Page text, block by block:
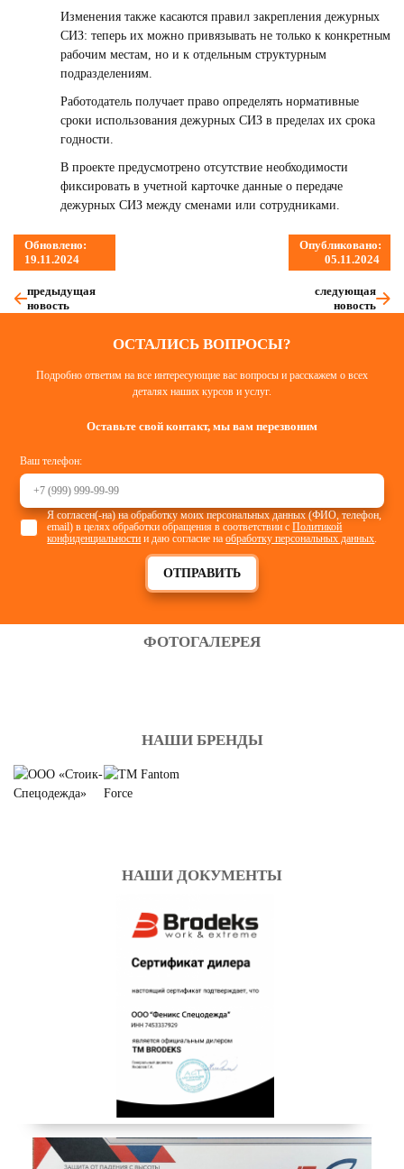
Изменения также касаются правил закрепления дежурных
СИЗ: теперь их можно привязывать не только к конкретным
рабочим местам, но и к отдельным структурным
подразделениям.
Работодатель получает право определять нормативные
сроки использования дежурных СИЗ в пределах их срока
годности.
В проекте предусмотрено отсутствие необходимости
фиксировать в учетной карточке данные о передаче
дежурных СИЗ между сменами или сотрудниками.
Обновлено:
19.11.2024
Опубликовано:
05.11.2024
предыдущая
новость
следующая
новость
ОСТАЛИСЬ ВОПРОСЫ?
Подробно ответим на все интересующие вас вопросы и расскажем о всех
деталях наших курсов и услуг.
Оставьте свой контакт, мы вам перезвоним
Ваш телефон:
ОТПРАВИТЬ
Я согласен(-на) на обработку моих персональных данных (ФИО, телефон,
email) в целях обработки обращения в соответствии сПолитикой
конфиденциальности и даю согласие наобработку персональных данных.
ФОТОГАЛЕРЕЯ
НАШИ БРЕНДЫ
НАШИ ДОКУМЕНТЫ